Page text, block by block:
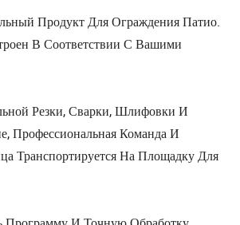
Продукт Для Ограждения Патио.
В Соответствии С Вашими
Резки, Сварки, Шлифовки И
Профессиональная Команда И
Транспортируется На Площадку Для